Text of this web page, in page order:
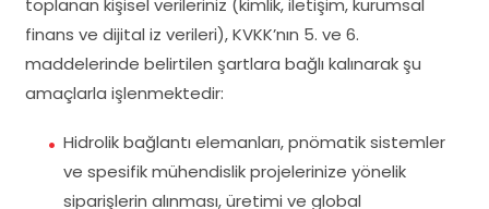
toplanan kişisel verileriniz (kimlik, iletişim, kurumsal
finans ve dijital iz verileri), KVKK’nın 5. ve 6.
maddelerinde belirtilen şartlara bağlı kalınarak şu
amaçlarla işlenmektedir:
Hidrolik bağlantı elemanları, pnömatik sistemler
ve spesifik mühendislik projelerinize yönelik
siparişlerin alınması, üretimi ve global